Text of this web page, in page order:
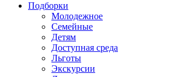
Подборки
Молодежное
Семейные
Детям
Доступная среда
Льготы
Экскурсии